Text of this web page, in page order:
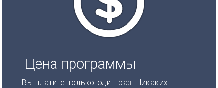
Цена программы
Вы платите только один раз. Никаких